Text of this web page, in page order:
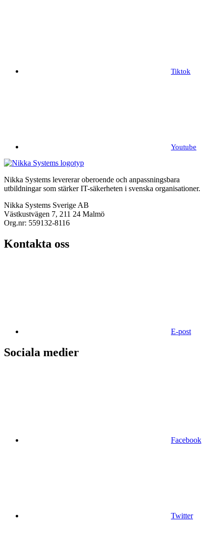
Tiktok
Youtube
Nikka Systems levererar oberoende och anpassningsbara
utbildningar som stärker IT-säkerheten i svenska organisationer.
Nikka Systems Sverige AB
Västkustvägen 7, 211 24 Malmö
Org.nr: 559132-8116
Kontakta oss
E-post
Sociala medier
Facebook
Twitter